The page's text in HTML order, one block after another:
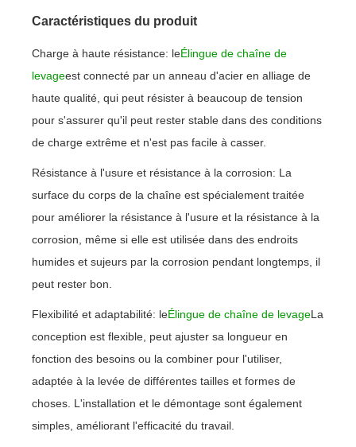
Caractéristiques du produit
Charge à haute résistance: leÉlingue de chaîne de
levageest connecté par un anneau d'acier en alliage de
haute qualité, qui peut résister à beaucoup de tension
pour s'assurer qu'il peut rester stable dans des conditions
de charge extrême et n'est pas facile à casser.
Résistance à l'usure et résistance à la corrosion: La
surface du corps de la chaîne est spécialement traitée
pour améliorer la résistance à l'usure et la résistance à la
corrosion, même si elle est utilisée dans des endroits
humides et sujeurs par la corrosion pendant longtemps, il
peut rester bon.
Flexibilité et adaptabilité: leÉlingue de chaîne de levageLa
conception est flexible, peut ajuster sa longueur en
fonction des besoins ou la combiner pour l'utiliser,
adaptée à la levée de différentes tailles et formes de
choses. L'installation et le démontage sont également
simples, améliorant l'efficacité du travail.